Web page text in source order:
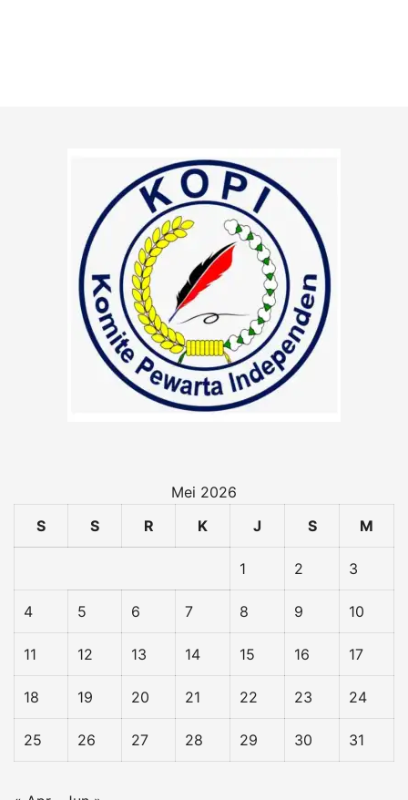
Mei 2026
S
S R K J S M
1 2 3
4 5 6 7 8 9 10
11 12 13 14 15 16 17
18 19 20 21 22 23 24
25 26 27 28 29 30 31